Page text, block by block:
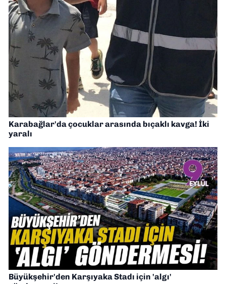
Karabağlar'da çocuklar arasında bıçaklı kavga! İki
yaralı
Büyükşehir'den Karşıyaka Stadı için 'algı'